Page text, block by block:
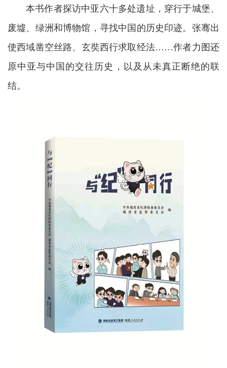
本书作者探访中亚六十多处遗址，穿行于城堡、
废墟、绿洲和博物馆，寻找中国的历史印迹。张骞出
使西域凿空丝路、玄奘西行求取经法……作者力图还
原中亚与中国的交往历史，以及从未真正断绝的联
结。